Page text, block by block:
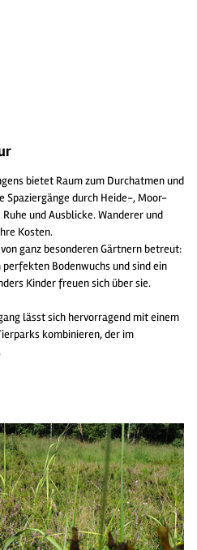
bietet Raum zum Durchatmen und
Spaziergänge durch Heide-, Moor-
und Ausblicke. Wanderer und
Kosten.
ganz besonderen Gärtnern betreut:
Bodenwuchs und sind ein
Kinder freuen sich über sie.
lässt sich hervorragend mit einem
kombinieren, der im